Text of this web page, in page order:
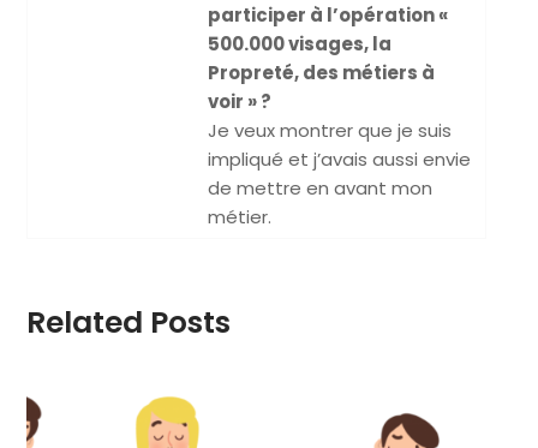
participer à l’opération «
500.000 visages, la
Propreté, des métiers à
voir » ?
Je veux montrer que je suis
impliqué et j’avais aussi envie
de mettre en avant mon
métier.
Related Posts